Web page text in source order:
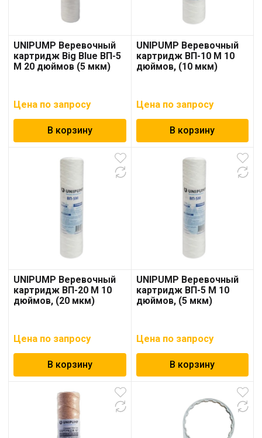
UNIPUMP Веревочный
картридж Big Blue ВП-5
М 20 дюймов (5 мкм)
Цена по запросу
В корзину
UNIPUMP Веревочный
картридж ВП-10 М 10
дюймов, (10 мкм)
Цена по запросу
В корзину
UNIPUMP Веревочный
картридж ВП-20 М 10
дюймов, (20 мкм)
Цена по запросу
В корзину
UNIPUMP Веревочный
картридж ВП-5 М 10
дюймов, (5 мкм)
Цена по запросу
В корзину